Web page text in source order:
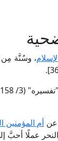
، وسُنَّة مِن
عن أم المؤمنين
عملًا أحبَّ